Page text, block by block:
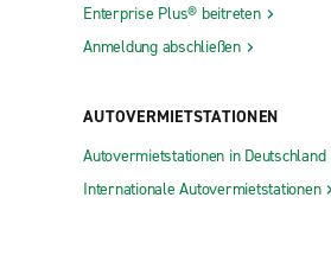
Enterprise Plus® beitreten
Anmeldung abschließen
AUTOVERMIETSTATIONEN
Autovermietstationen in Deutschland
Internationale Autovermietstationen